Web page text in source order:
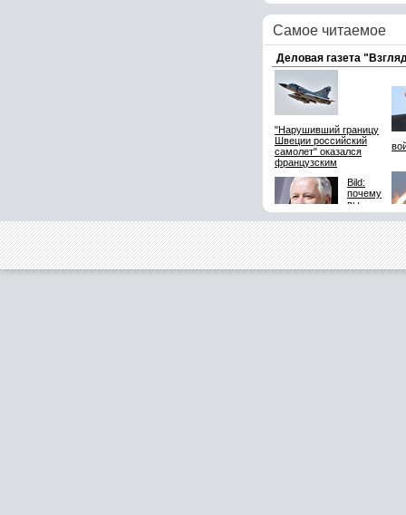
Самое читаемое